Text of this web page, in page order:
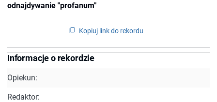
odnajdywanie "profanum"
Kopiuj link do rekordu
Informacje o rekordzie
Opiekun:
Redaktor: